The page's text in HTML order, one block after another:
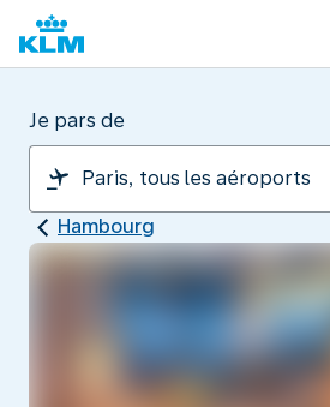
Je pars de
Hambourg